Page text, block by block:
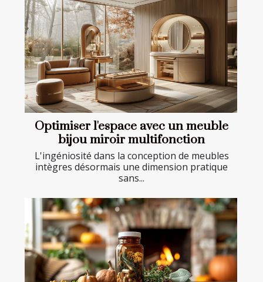
Optimiser l'espace avec un meuble
bijou miroir multifonction
L'ingéniosité dans la conception de meubles
intègres désormais une dimension pratique
sans...